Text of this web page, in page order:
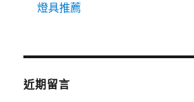
燈具推薦
近期留言